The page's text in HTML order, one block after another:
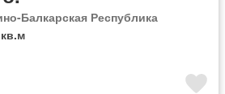
Балкарская Республика